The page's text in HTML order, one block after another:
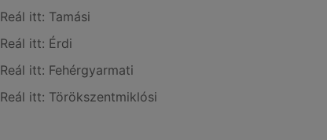
Reál itt: Tamási
Reál itt: Érdi
Reál itt: Fehérgyarmati
Reál itt: Törökszentmiklósi